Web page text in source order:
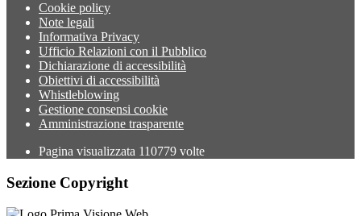
Cookie policy
Note legali
Informativa Privacy
Ufficio Relazioni con il Pubblico
Dichiarazione di accessibilità
Obiettivi di accessibilità
Whistleblowing
Gestione consensi cookie
Amministrazione trasparente
Pagina visualizzata 110779 volte
Sezione Copyright